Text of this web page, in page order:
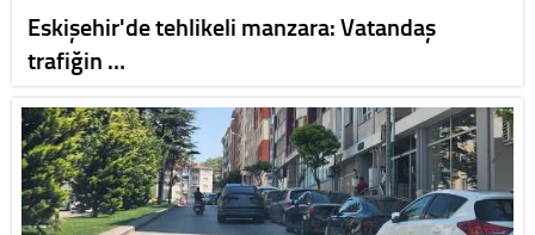
Eskişehir'de tehlikeli manzara: Vatandaş
trafiğin …